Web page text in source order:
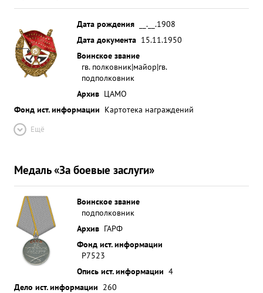
Дата рождения
__.__.1908
Дата документа 15.11.1950
Воинское звание
гв. полковник|майор|гв.
подполковник
Архив ЦАМО
Фонд ист. информации Картотека награждений
Ещё
Медаль «За боевые заслуги»
Воинское звание
подполковник
Архив ГАРФ
Фонд ист. информации
Р7523
Опись ист. информации 4
Дело ист. информации 260